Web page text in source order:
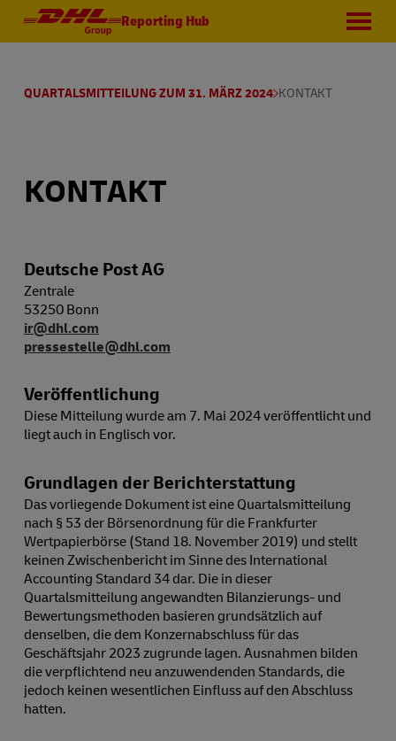
Reporting Hub
QUARTALSMITTEILUNG ZUM 31. MÄRZ 2024 KONTAKT
KONTAKT
Deutsche Post AG
Zentrale
53250 Bonn
ir@dhl.com
pressestelle@dhl.com​​​​​​​
Veröffentlichung
Diese Mitteilung wurde am 7. Mai 2024 veröffentlicht und
liegt auch in Englisch vor.
Grundlagen der Berichterstattung
Das vorliegende Dokument ist eine Quartalsmitteilung
nach § 53 der Börsenordnung für die Frankfurter
Wertpapierbörse (Stand 18. November 2019) und stellt
keinen Zwischenbericht im Sinne des International
Accounting Standard 34 dar. Die in dieser
Quartalsmitteilung angewandten Bilanzierungs- und
Bewertungsmethoden basieren grundsätzlich auf
denselben, die dem Konzernabschluss für das
Geschäftsjahr 2023 zugrunde lagen. Ausnahmen bilden
die verpflichtend neu anzuwendenden Standards, die
jedoch keinen wesentlichen Einfluss auf den Abschluss
hatten.